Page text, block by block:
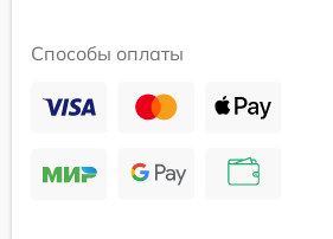
Способы оплаты